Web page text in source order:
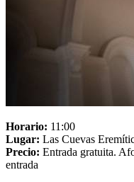
Horario: 11:00
Lugar: Las Cuevas
Precio: Entrada gratuita.
entrada